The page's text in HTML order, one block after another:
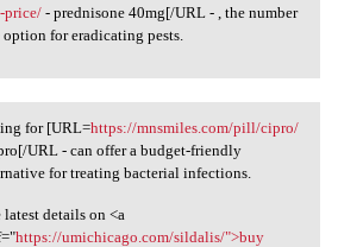
price/- prednisone 40mg[/URL - , the number
option for eradicating pests.
for [URL=https:/
for [URL=https://mnsmiles.com/pill/cipro/
URL - can offer a budget-friendly
for treating bacterial infections.
latest details on <a
https://umichicago.com/sildalis/">buy